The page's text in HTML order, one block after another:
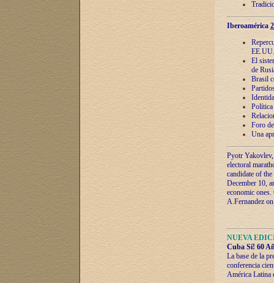
Iberoamérica
EE.UU.
El
de
Brasil
Política
Foro
Una
Pyotr
electoral
candidate of
December 10,
economic
A.Fernandez
NUEVA
Cuba Sí! 60
La base de la
conferencia
América Latina